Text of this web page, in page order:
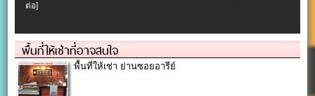
ต่อ]
พื้นที่ให้เช่าที่อาจสนใจ
พื้นที่ให้เช่า ย่านซอยอารีย์